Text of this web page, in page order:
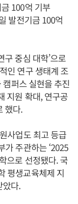
100억 기부
발전기금 100억
구 중심 대학’으로
인 연구 생태계 조
퍼스 실현을 추진
지원 확대, 연구공
했다.
사업도 최고 등급
가 주관하는 ‘2025
으로 선정됐다. 국
평생교육체제 지
았다.